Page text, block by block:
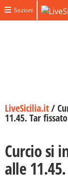
Sezioni
LiveSicilia.it/
11.45. Tar
Curcio si
alle